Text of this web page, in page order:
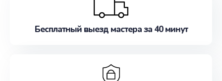
Бесплатный выезд мастера за 40 минут